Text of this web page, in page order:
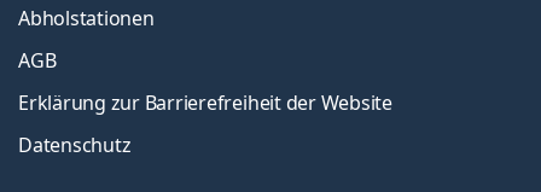
Abholstationen
AGB
Erklärung zur Barrierefreiheit der Website
Datenschutz